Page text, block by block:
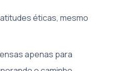
éticas, mesmo
apenas para